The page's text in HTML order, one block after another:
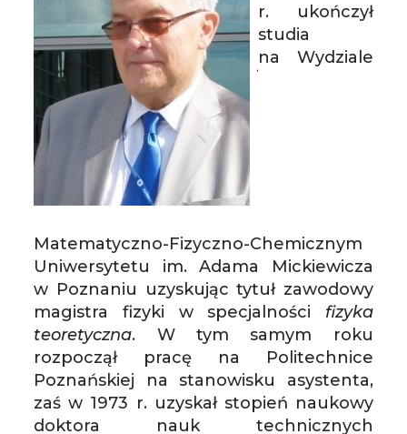
r. ukończył
studia
na Wydziale
Matematyczno-Fizyczno-Chemicznym
Uniwersytetu im. Adama Mickiewicza
w Poznaniu uzyskując tytuł zawodowy
magistra fizyki w specjalności fizyka
teoretyczna. W tym samym roku
rozpoczął pracę na Politechnice
Poznańskiej na stanowisku asystenta,
zaś w 1973 r. uzyskał stopień naukowy
doktora nauk technicznych